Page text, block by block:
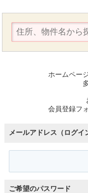
ホームペー
会員登録フ
メールアドレス（ログイ
ご希望のパスワード